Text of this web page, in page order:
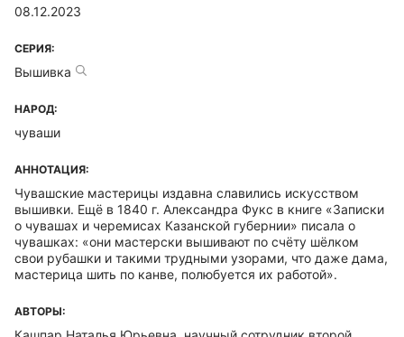
08.12.2023
СЕРИЯ:
Вышивка
НАРОД:
чуваши
АННОТАЦИЯ:
Чувашские мастерицы издавна славились искусством
вышивки. Ещё в 1840 г. Александра Фукс в книге «Записки
о чувашах и черемисах Казанской губернии» писала о
чувашках: «они мастерски вышивают по счёту шёлком
свои рубашки и такими трудными узорами, что даже дама,
мастерица шить по канве, полюбуется их работой».
АВТОРЫ: